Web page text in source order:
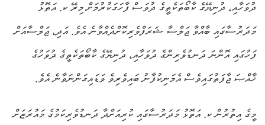
ދުވަހާއި، ދުނިޔޭގެ ކާބޯތަކެތީގެ ދުވަސް ފާހަގަކުރުމަށް މިރޭ ކ. އަތޮޅު
މަދަރުސާގައި ބާއްވާ ޖަލްސާ ޝަރަފްވެރިކޮށްދެއްވާނެ އެވެ. އަދި، ޖަލްސާއަށް
ފަހުގައި އޮންނަ ދަނޑުވެރިންގެ ދުވަހާއި، ދުނިޔޭގެ ކާބޯތަކެތީގެ ދުވަހުގެ
ޚާއްޞަ ޖާފަތުގައިވެސް އެމަނިކުފާނު ބައިވެރިވެ ވަޑައިގަންނަވާނެ އެވެ.
މީގެ އިތުރުން ކ. އަތޮޅު މަދަރުސާގައި ކުރިއަށްދާ ދަނޑުވެރިކަމުގެ މައުރަޒަށް